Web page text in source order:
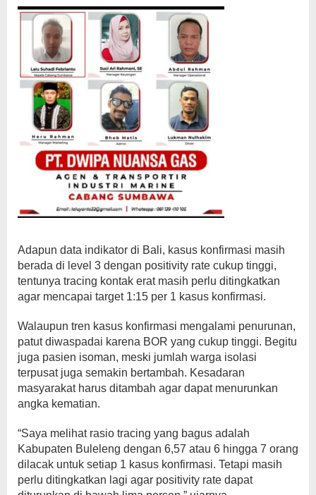
Adapun data indikator di Bali, kasus konfirmasi masih
berada di level 3 dengan positivity rate cukup tinggi,
tentunya tracing kontak erat masih perlu ditingkatkan
agar mencapai target 1:15 per 1 kasus konfirmasi.
Walaupun tren kasus konfirmasi mengalami penurunan,
patut diwaspadai karena BOR yang cukup tinggi. Begitu
juga pasien isoman, meski jumlah warga isolasi
terpusat juga semakin bertambah. Kesadaran
masyarakat harus ditambah agar dapat menurunkan
angka kematian.
“Saya melihat rasio tracing yang bagus adalah
Kabupaten Buleleng dengan 6,57 atau 6 hingga 7 orang
dilacak untuk setiap 1 kasus konfirmasi. Tetapi masih
perlu ditingkatkan lagi agar positivity rate dapat